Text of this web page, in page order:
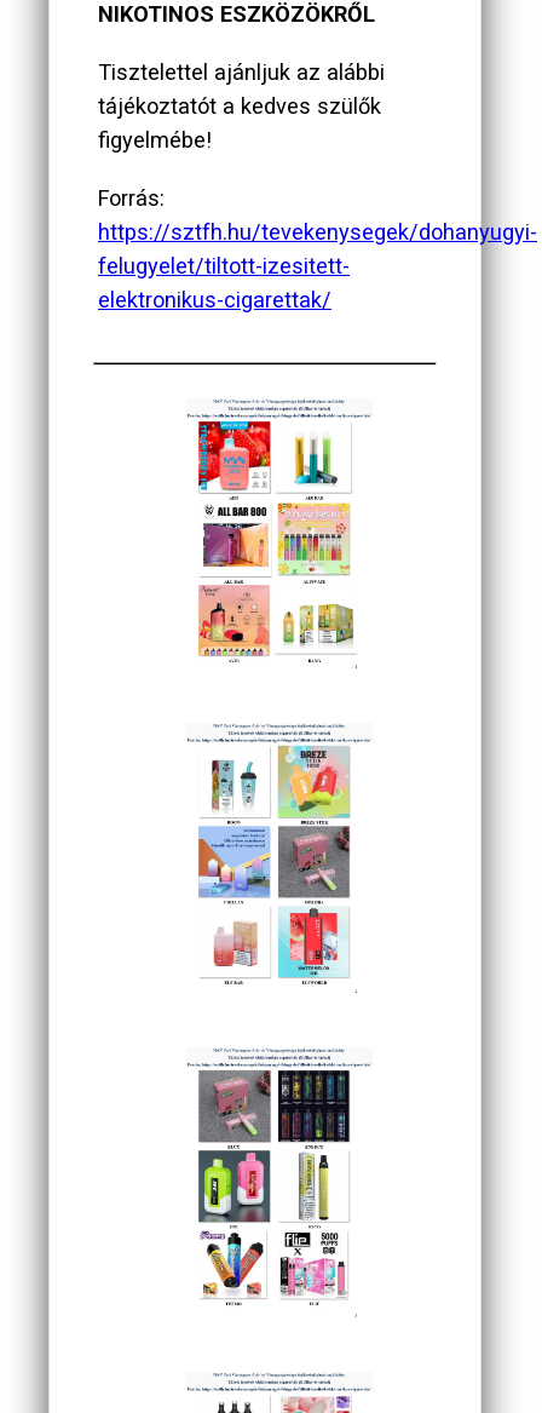
NIKOTINOS ESZKÖZÖKRŐL
Tisztelettel ajánljuk az alábbi
tájékoztatót a kedves szülők
figyelmébe!
Forrás:
https://sztfh.hu/tevekenysegek/dohanyugyi-
felugyelet/tiltott-izesitett-
elektronikus-cigarettak/